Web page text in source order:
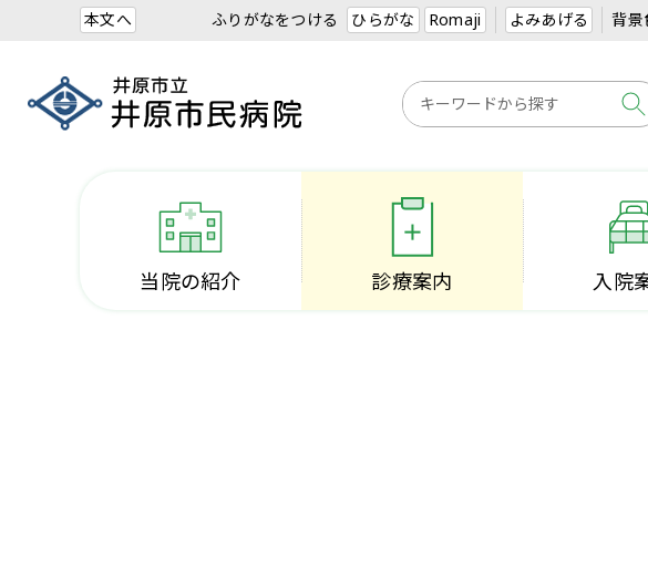
本文へ ふりがなをつける ひらがな Romaji よみあげる 背景
当院の紹介 診療案内 入院